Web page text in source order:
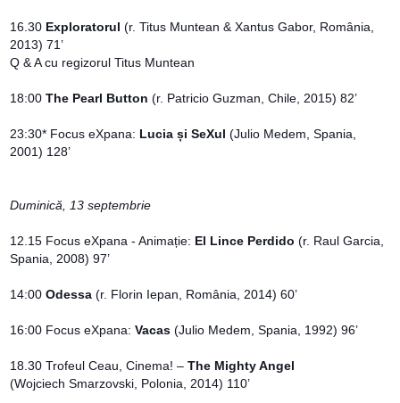
16.30 Exploratorul (r. Titus Muntean & Xantus Gabor, România,
2013) 71’
Q & A cu regizorul Titus Muntean
18:00 The Pearl Button (r. Patricio Guzman, Chile, 2015) 82’
23:30* Focus eXpana: Lucia și SeXul (Julio Medem, Spania,
2001) 128’
Duminică, 13 septembrie
12.15 Focus eXpana - Animație: El Lince Perdido (r. Raul Garcia,
Spania, 2008) 97’
14:00 Odessa (r. Florin Iepan, România, 2014) 60’
16:00 Focus eXpana: Vacas (Julio Medem, Spania, 1992) 96’
18.30 Trofeul Ceau, Cinema! – The Mighty Angel
(Wojciech Smarzovski, Polonia, 2014) 110’